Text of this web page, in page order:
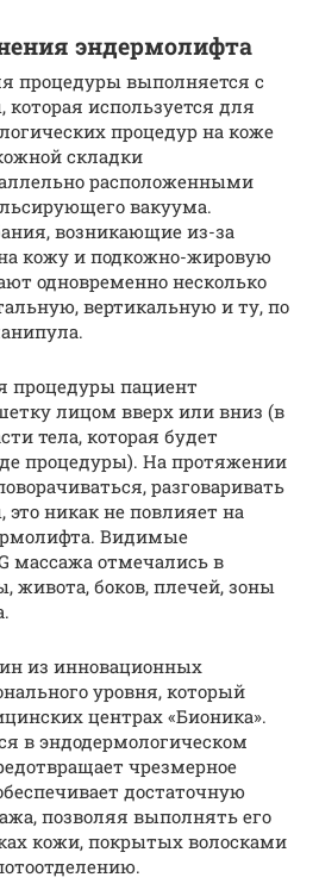
эндермолифта
процедуры выполняется с
используется для
процедур на коже
складки
расположенными
вакуума.
возникающие из-за
кожу и подкожно-жировую
одновременно несколько
вертикальную и ту, по
процедуры пациент
лицом вверх или вниз (в
тела, которая будет
процедуры). На протяжении
разговаривать
никак не повлияет на
Видимые
массажа отмечались в
живота, боков, плечей, зоны
из инновационных
уровня, который
центрах «Бионика».
в эндодермологическом
чрезмерное
достаточную
позволяя выполнять его
кожи, покрытых волосками